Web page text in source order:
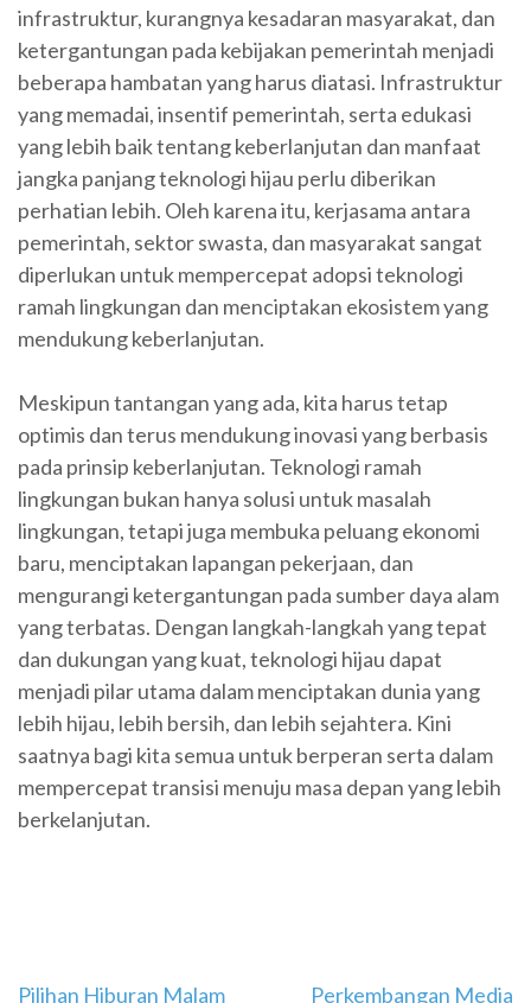
infrastruktur, kurangnya kesadaran masyarakat, dan
ketergantungan pada kebijakan pemerintah menjadi
beberapa hambatan yang harus diatasi. Infrastruktur
yang memadai, insentif pemerintah, serta edukasi
yang lebih baik tentang keberlanjutan dan manfaat
jangka panjang teknologi hijau perlu diberikan
perhatian lebih. Oleh karena itu, kerjasama antara
pemerintah, sektor swasta, dan masyarakat sangat
diperlukan untuk mempercepat adopsi teknologi
ramah lingkungan dan menciptakan ekosistem yang
mendukung keberlanjutan.
Meskipun tantangan yang ada, kita harus tetap
optimis dan terus mendukung inovasi yang berbasis
pada prinsip keberlanjutan. Teknologi ramah
lingkungan bukan hanya solusi untuk masalah
lingkungan, tetapi juga membuka peluang ekonomi
baru, menciptakan lapangan pekerjaan, dan
mengurangi ketergantungan pada sumber daya alam
yang terbatas. Dengan langkah-langkah yang tepat
dan dukungan yang kuat, teknologi hijau dapat
menjadi pilar utama dalam menciptakan dunia yang
lebih hijau, lebih bersih, dan lebih sejahtera. Kini
saatnya bagi kita semua untuk berperan serta dalam
mempercepat transisi menuju masa depan yang lebih
berkelanjutan.
Pilihan Hiburan Malam
Perkembangan Media